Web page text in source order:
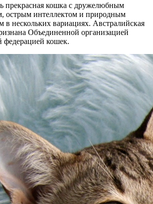
прекрасная кошка с дружелюбным
острым интеллектом и природным
в нескольких вариациях. Австралийская
Объединенной организацией
кошек.